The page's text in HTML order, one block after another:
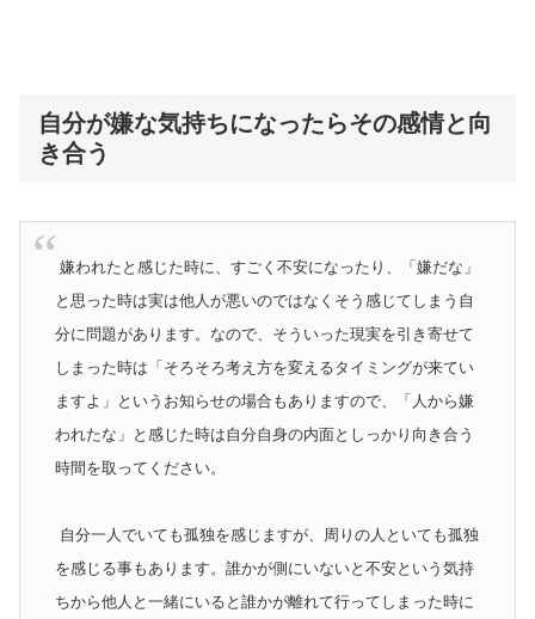
自分が嫌な気持ちになったらその感情と向
き合う
嫌われたと感じた時に、すごく不安になったり、「嫌だな」
と思った時は実は他人が悪いのではなくそう感じてしまう自
分に問題があります。なので、そういった現実を引き寄せて
しまった時は「そろそろ考え方を変えるタイミングが来てい
ますよ」というお知らせの場合もありますので、「人から嫌
われたな」と感じた時は自分自身の内面としっかり向き合う
時間を取ってください。
自分一人でいても孤独を感じますが、周りの人といても孤独
を感じる事もあります。誰かが側にいないと不安という気持
ちから他人と一緒にいると誰かが離れて行ってしまった時に